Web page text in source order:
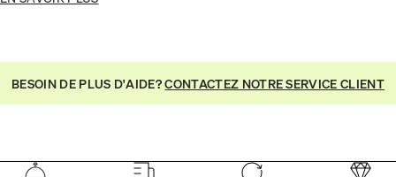
BESOIN DE PLUS D'AIDE?CONTACTEZ NOTRE SERVICE CLIENT